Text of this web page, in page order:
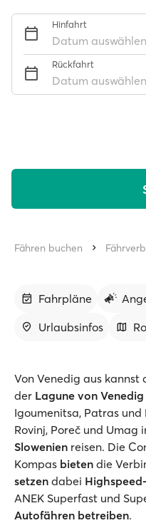
Hinfahrt
Datum auswählen
Rückfahrt
Datum auswählen
Fähren buchen
Fahrpläne
Urlaubsinfos
Von Venedig aus kannst
der Lagune von Venedig
Igoumenitsa, Patras und
Rovinj, Poreč und Umag
Slowenien reisen. Die
Kompas bieten die
setzen dabei
ANEK Superfast und
Autofähren betreiben.